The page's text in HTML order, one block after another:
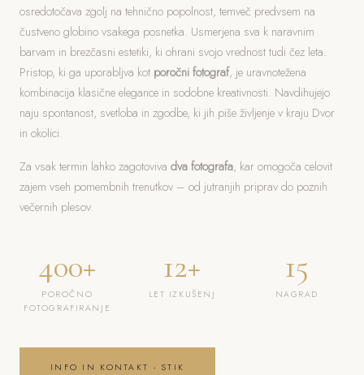
osredotočava zgolj na tehnično popolnost, temveč predvsem na
čustveno globino vsakega posnetka. Usmerjena sva k naravnim
barvam in brezčasni estetiki, ki ohrani svojo vrednost tudi čez leta.
Pristop, ki ga uporabljva kot poročni fotograf, je uravnotežena
kombinacija klasične elegance in sodobne kreativnosti. Navdihujejo
naju spontanost, svetloba in zgodbe, ki jih piše življenje v kraju Dvor
in okolici.
Za vsak termin lahko zagotoviva dva fotografa, kar omogoča celovit
zajem vseh pomembnih trenutkov – od jutranjih priprav do poznih
večernih plesov.
400+
POROČNO
FOTOGRAFIRANJE
12+
LET IZKUŠENJ
15
NAGRAD
INFO IN KONTAKT - STIK